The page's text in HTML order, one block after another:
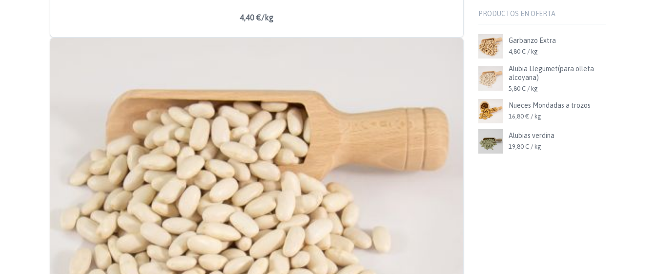
4,40 €/kg PRODUCTOS EN OFERTA
Garbanzo Extra
4,80 € / kg
Alubia Llegumet(para olleta
alcoyana)
5,80 € / kg
Nueces Mondadas a trozos
16,80 € / kg
Alubias verdina
19,80 € / kg